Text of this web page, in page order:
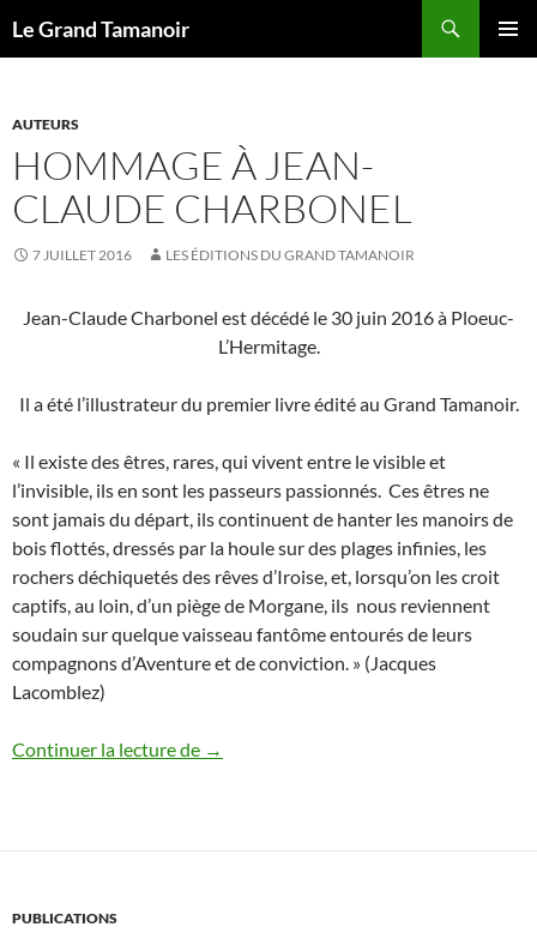
Le Grand Tamanoir
AUTEURS
HOMMAGE À JEAN-
CLAUDE CHARBONEL
7 JUILLET 2016 LES ÉDITIONS DU GRAND TAMANOIR
Jean-Claude Charbonel est décédé le 30 juin 2016 à Ploeuc-
L’Hermitage.
Il a été l’illustrateur du premier livre édité au Grand Tamanoir.
« Il existe des êtres, rares, qui vivent entre le visible et
l’invisible, ils en sont les passeurs passionnés. Ces êtres ne
sont jamais du départ, ils continuent de hanter les manoirs de
bois flottés, dressés par la houle sur des plages infinies, les
rochers déchiquetés des rêves d’Iroise, et, lorsqu’on les croit
captifs, au loin, d’un piège de Morgane, ils nous reviennent
soudain sur quelque vaisseau fantôme entourés de leurs
compagnons d’Aventure et de conviction. » (Jacques
Lacomblez)
Continuer la lecture de Hommage à Jean-Claude Charbonel
→
PUBLICATIONS